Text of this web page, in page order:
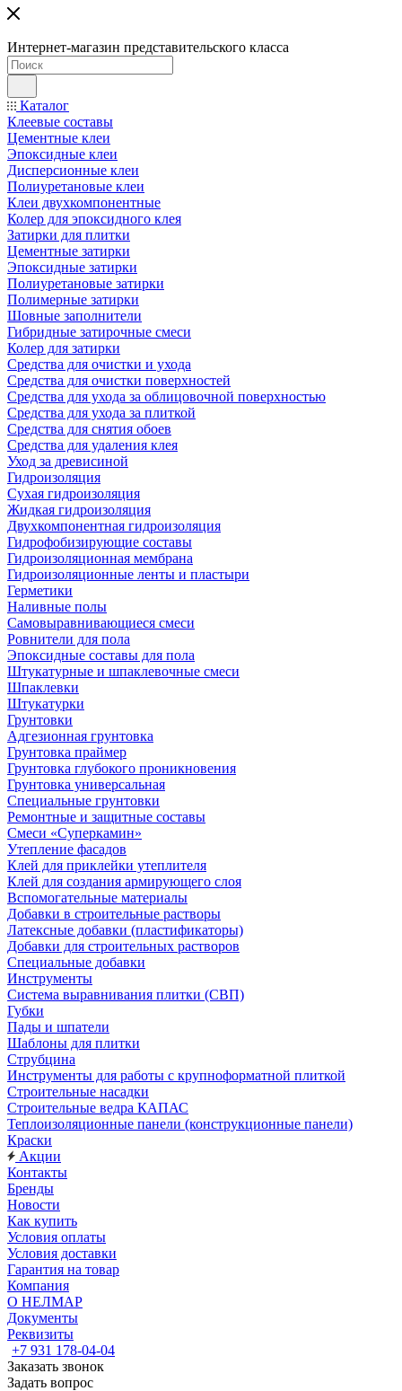
Интернет-магазин представительского класса
Каталог
Клеевые составы
Цементные клеи
Эпоксидные клеи
Дисперсионные клеи
Полиуретановые клеи
Клеи двухкомпонентные
Колер для эпоксидного клея
Затирки для плитки
Цементные затирки
Эпоксидные затирки
Полиуретановые затирки
Полимерные затирки
Шовные заполнители
Гибридные затирочные смеси
Колер для затирки
Средства для очистки и ухода
Средства для очистки поверхностей
Средства для ухода за облицовочной поверхностью
Средства для ухода за плиткой
Средства для снятия обоев
Средства для удаления клея
Уход за древисиной
Гидроизоляция
Сухая гидроизоляция
Жидкая гидроизоляция
Двухкомпонентная гидроизоляция
Гидрофобизирующие составы
Гидроизоляционная мембрана
Гидроизоляционные ленты и пластыри
Герметики
Наливные полы
Самовыравнивающиеся смеси
Ровнители для пола
Эпоксидные составы для пола
Штукатурные и шпаклевочные смеси
Шпаклевки
Штукатурки
Грунтовки
Адгезионная грунтовка
Грунтовка праймер
Грунтовка глубокого проникновения
Грунтовка универсальная
Специальные грунтовки
Ремонтные и защитные составы
Смеси «Суперкамин»
Утепление фасадов
Клей для приклейки утеплителя
Клей для создания армирующего слоя
Вспомогательные материалы
Добавки в строительные растворы
Латексные добавки (пластификаторы)
Добавки для строительных растворов
Специальные добавки
Инструменты
Система выравнивания плитки (СВП)
Губки
Пады и шпатели
Шаблоны для плитки
Струбцина
Инструменты для работы с крупноформатной плиткой
Строительные насадки
Строительные ведра КАПАС
Теплоизоляционные панели (конструкционные панели)
Краски
Акции
Контакты
Бренды
Новости
Как купить
Условия оплаты
Условия доставки
Гарантия на товар
Компания
О НЕЛМАР
Документы
Реквизиты
+7 931 178-04-04
Заказать звонок
Задать вопрос